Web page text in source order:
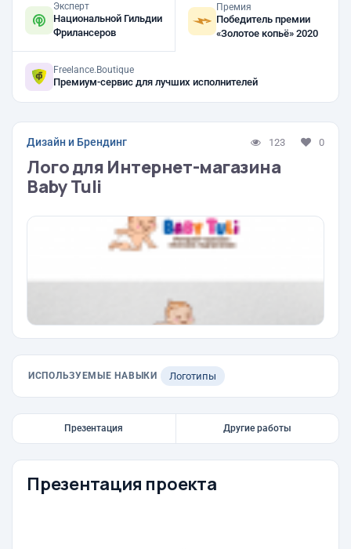
Эксперт
Национальной Гильдии
Фрилансеров
Премия
Победитель премии
«Золотое копьё» 2020
Freelance.Boutique
Премиум-сервис для лучших исполнителей
Дизайн и Брендинг 123 0
Лого для Интернет-магазина
Baby Tuli
ИСПОЛЬЗУЕМЫЕ НАВЫКИ Логотипы
Презентация Другие работы
Презентация проекта